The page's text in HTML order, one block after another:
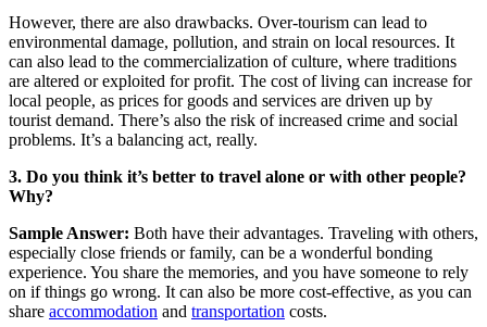
However, there are also drawbacks. Over-tourism can lead to
environmental damage, pollution, and strain on local resources. It
can also lead to the commercialization of culture, where traditions
are altered or exploited for profit. The cost of living can increase for
local people, as prices for goods and services are driven up by
tourist demand. There’s also the risk of increased crime and social
problems. It’s a balancing act, really.
3. Do you think it’s better to travel alone or with other people?
Why?
Sample Answer: Both have their advantages. Traveling with others,
especially close friends or family, can be a wonderful bonding
experience. You share the memories, and you have someone to rely
on if things go wrong. It can also be more cost-effective, as you can
share accommodation and transportation costs.